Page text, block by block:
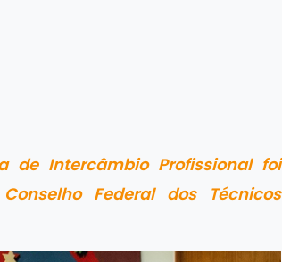
de Intercâmbio Profissional foi
Federal dos Técnicos